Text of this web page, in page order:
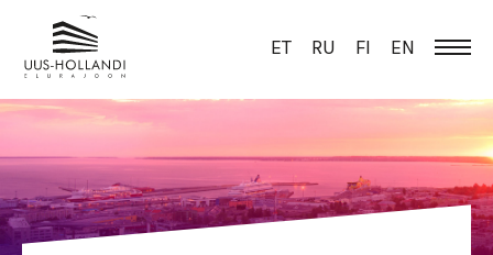
ET RU FI EN